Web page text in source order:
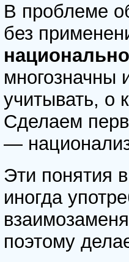
В проблеме
без
многозначны
учитывать, о
Сделаем
—
Эти понятия
иногда
поэтому